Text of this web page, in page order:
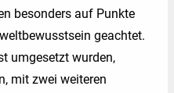
besonders auf Punkte
geachtet.
umgesetzt wurden,
mit zwei weiteren